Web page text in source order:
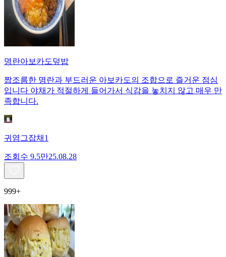
명란아보카도덮밥
짭조름한 명란과 부드러운 아보카도의 조합으로 즐거운 점심
입니다 야채가 적절하게 들어가서 식감을 놓치지 않고 매우 만
족합니다.
귀염그잡채1
조회수 9.5만25.08.28
999+